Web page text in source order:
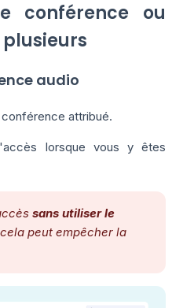
conférence ou
audio
attribué.
lorsque vous y êtes
sans utiliser le
cela peut empêcher la